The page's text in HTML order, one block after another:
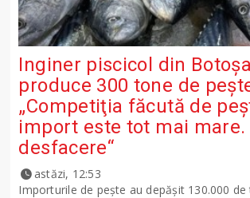
Inginer piscicol din
produce 300 tone de
„Competiţia făcută de
import este tot mai mare.
desfacere“
astăzi, 12:53
Importurile de peşte au depăşit 130.000